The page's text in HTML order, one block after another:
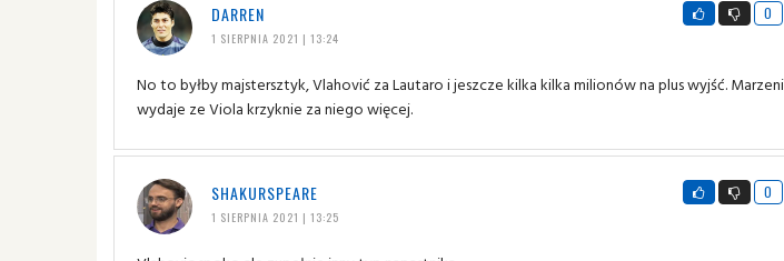
DARREN
1 SIERPNIA 2021 | 13:24
0
No to byłby majstersztyk, Vlahović za Lautaro i jeszcze kilka kilka milionów na plus wyjść.
wydaje ze Viola krzyknie za niego więcej.
SHAKURSPEARE
1 SIERPNIA 2021 | 13:25
0